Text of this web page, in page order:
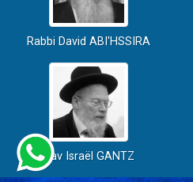
Rabbi David ABI'HSSIRA
Rav Israël GANTZ